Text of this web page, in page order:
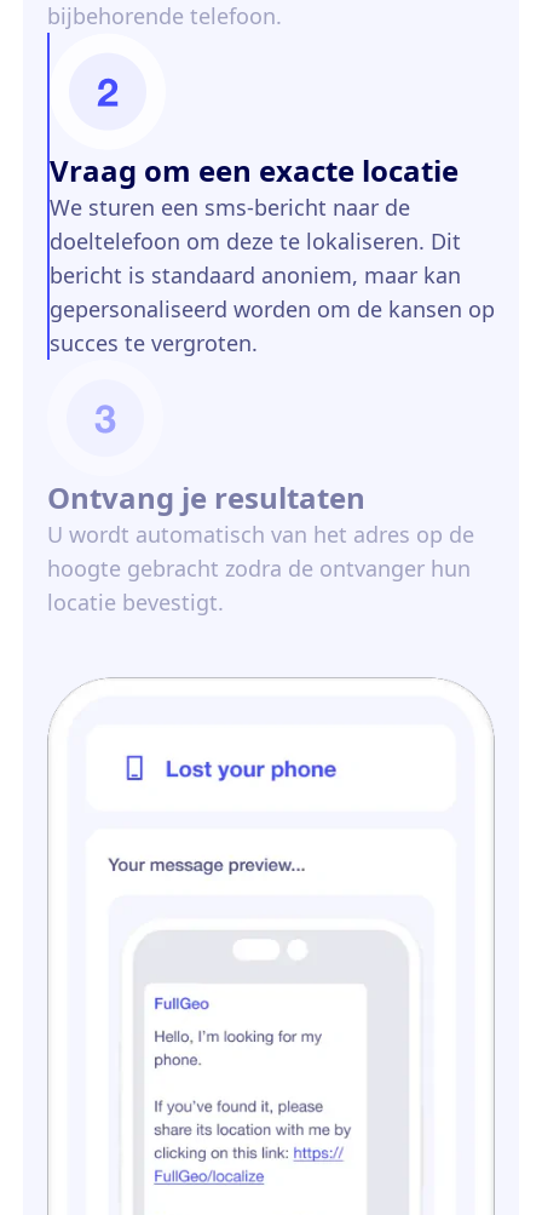
bijbehorende telefoon.
Vraag om een exacte locatie
We sturen een sms-bericht naar de
doeltelefoon om deze te lokaliseren. Dit
bericht is standaard anoniem, maar kan
gepersonaliseerd worden om de kansen op
succes te vergroten.
Ontvang je resultaten
U wordt automatisch van het adres op de
hoogte gebracht zodra de ontvanger hun
locatie bevestigt.